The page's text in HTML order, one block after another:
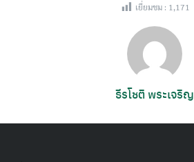
เยี่ยมชม : 1,171
ธีรโชติ พระเจริญ